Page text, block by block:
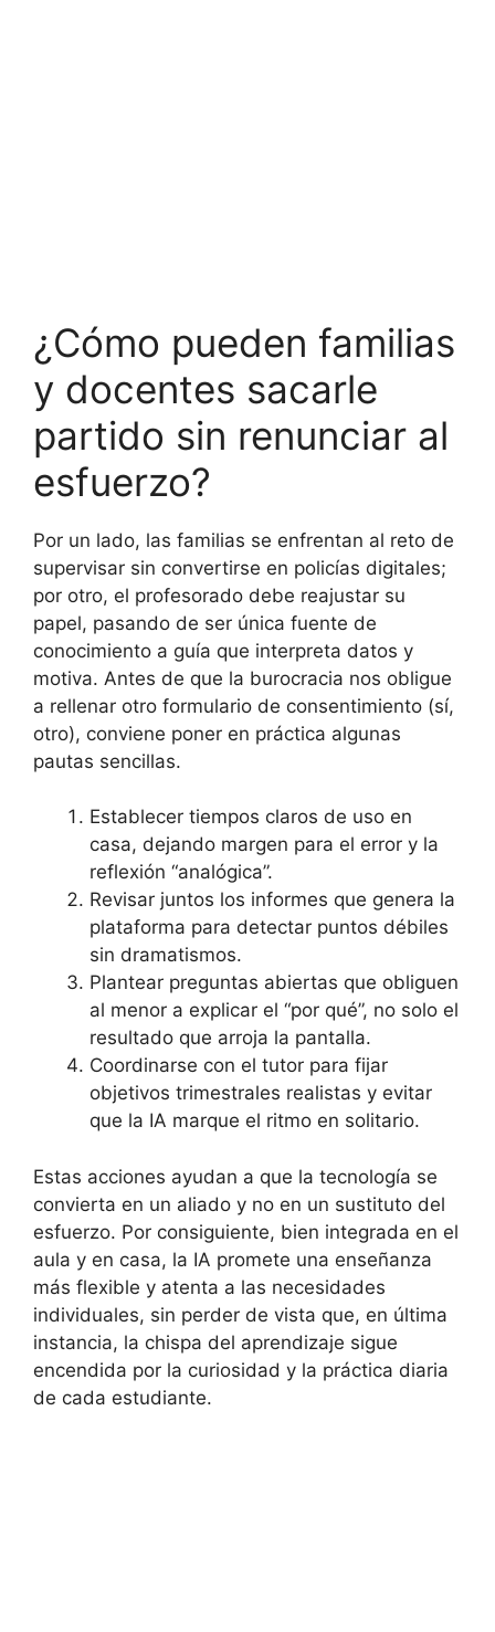
¿Cómo pueden familias
y docentes sacarle
partido sin renunciar al
esfuerzo?
Por un lado, las familias se enfrentan al reto de
supervisar sin convertirse en policías digitales;
por otro, el profesorado debe reajustar su
papel, pasando de ser única fuente de
conocimiento a guía que interpreta datos y
motiva. Antes de que la burocracia nos obligue
a rellenar otro formulario de consentimiento (sí,
otro), conviene poner en práctica algunas
pautas sencillas.
Establecer tiempos claros de uso en
casa, dejando margen para el error y la
reflexión “analógica”.
Revisar juntos los informes que genera la
plataforma para detectar puntos débiles
sin dramatismos.
Plantear preguntas abiertas que obliguen
al menor a explicar el “por qué”, no solo el
resultado que arroja la pantalla.
Coordinarse con el tutor para fijar
objetivos trimestrales realistas y evitar
que la IA marque el ritmo en solitario.
Estas acciones ayudan a que la tecnología se
convierta en un aliado y no en un sustituto del
esfuerzo. Por consiguiente, bien integrada en el
aula y en casa, la IA promete una enseñanza
más flexible y atenta a las necesidades
individuales, sin perder de vista que, en última
instancia, la chispa del aprendizaje sigue
encendida por la curiosidad y la práctica diaria
de cada estudiante.